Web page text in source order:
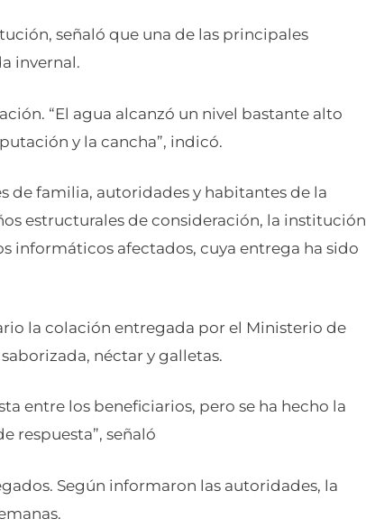
señaló que una de las principales
invernal.
“El agua alcanzó un nivel bastante alto
y la cancha”, indicó.
de familia, autoridades y habitantes de la
estructurales de consideración, la institución
informáticos afectados, cuya entrega ha sido
la colación entregada por el Ministerio de
néctar y galletas.
entre los beneficiarios, pero se ha hecho la
respuesta”, señaló
Según informaron las autoridades, la